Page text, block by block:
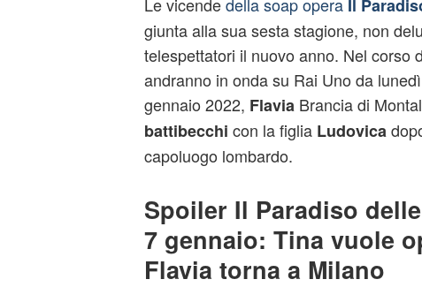
Il
giunta alla sua sesta stagione, non
telespettatori il nuovo anno. Nel corso
andranno in onda su Rai Uno da
gennaio 2022, Flavia Brancia di
battibecchi con la figlia Ludovica
capoluogo lombardo.
Spoiler Il Paradiso
7 gennaio: Tina vuole
Flavia torna a Milano